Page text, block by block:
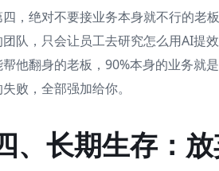
四，绝对不要接业务本身就不行的老
团队，只会让员工去研究怎么用AI提
帮他翻身的老板，90%本身的业务就
败，全部强加给你。
、长期生存：